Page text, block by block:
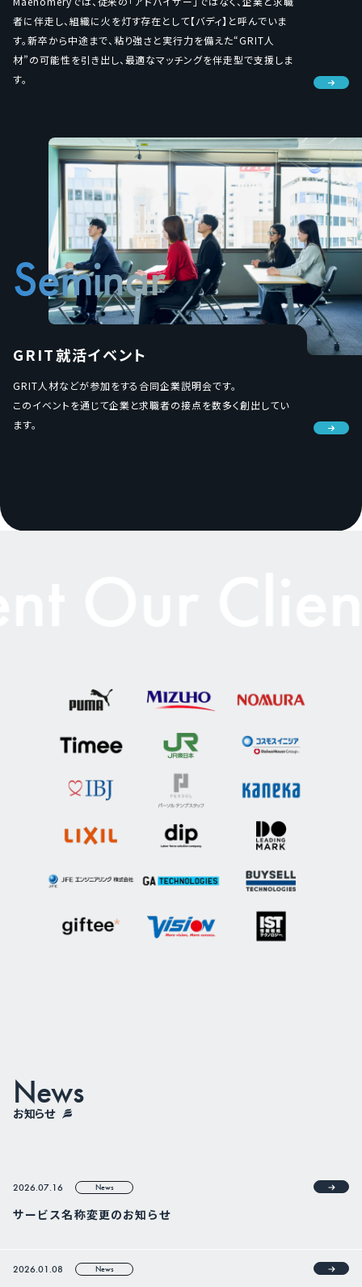
者に伴走し、組織に火を灯す存在として【バディ】と呼んでいま
す。新卒から中途まで、粘り強さと実行力を備えた“GRIT人
材”の可能性を引き出し、最適なマッチングを伴走型で支援しま
す。
Seminar
GRIT就活イベント
GRIT人材などが参加をする合同企業説明会です。
このイベントを通じて企業と求職者の接点を数多く創出してい
ます。
お知らせ
News
2026.07.16 News
サービス名称変更のお知らせ
2026.01.08 News